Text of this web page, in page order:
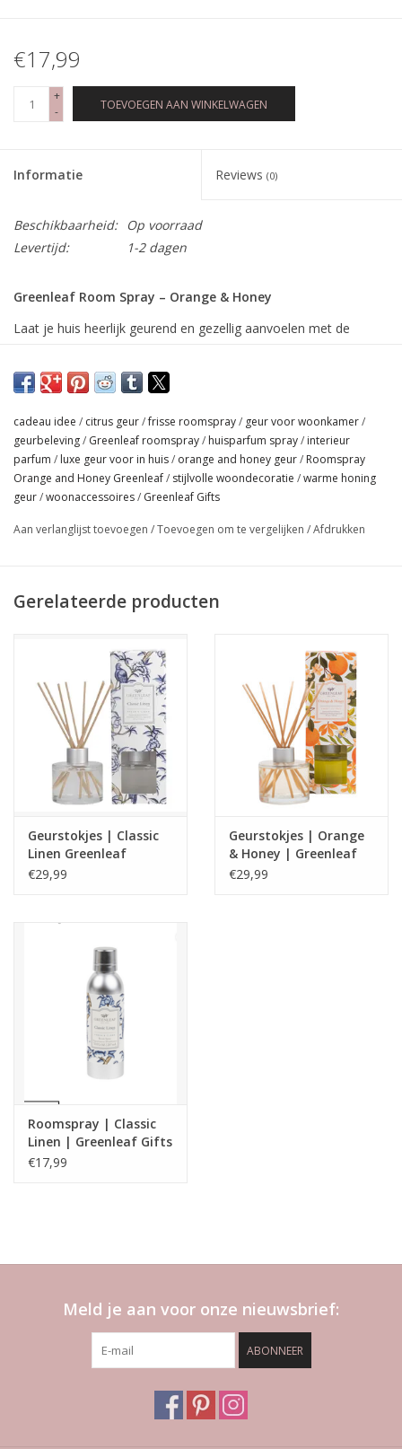
€17,99
+
-
TOEVOEGEN AAN WINKELWAGEN
Informatie Reviews (0)
Beschikbaarheid:
Op voorraad
Levertijd:
1-2 dagen
Greenleaf Room Spray – Orange & Honey
Laat je huis heerlijk geurend en gezellig aanvoelen met de
tonen van rijpe sinaasappel worden perfect aangevuld door
zachte honing, voor een uitnodigende en sfeervolle
geurbeleving.
Een paar sprays in elke kamer zorgen voor een langdurige geur
die direct een warme en vrolijke sfeer brengt. Ideaal voor de
woonkamer, slaapkamer of hal – en ook perfect als stijlvol
✔ Langdurig en intens
✔ Geschikt voor iedere ruimte
Breng warmte en gezelligheid in je huis met Greenleaf Orange &
cadeau idee / citrus geur/frisse roomspray/ geur voor woonkamer/
geurbeleving/ Greenleaf roomspray/ huisparfum spray/ interieur
parfum / luxe geur voor in huis/ orange and honey geur/ Roomspray
Orange and Honey Greenleaf/ stijlvolle woondecoratie /warme honing
geur/woonaccessoires/ Greenleaf Gifts
Aan verlanglijst toevoegen /Toevoegen om te vergelijken /Afdrukken
Gerelateerde producten
Geurstokjes | Classic
Linen Greenleaf
€29,99
Geurstokjes | Orange
& Honey | Greenleaf
€29,99
Roomspray | Classic
Linen | Greenleaf Gifts
€17,99
Meld je aan voor onze nieuwsbrief:
ABONNEER